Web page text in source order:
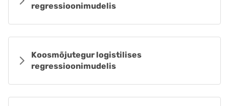
regressioonimudelis
Koosmõjutegur logistilises
regressioonimudelis